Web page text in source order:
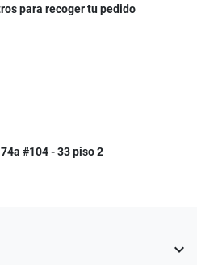
para recoger tu pedido
#104 - 33 piso 2
